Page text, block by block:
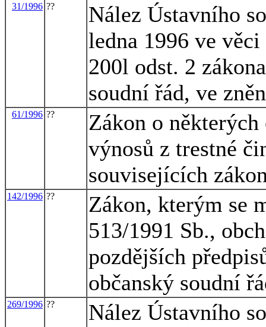
31/1996 ??
Nález Ústavního
ledna 1996 ve
200l odst. 2
soudní řád, ve
61/1996 ??
Zákon o
výnosů z trestné
souvisejících
142/1996 ??
Zákon, kterým se
513/1991 Sb.,
pozdějších
občanský soudní
269/1996 ??
Nález Ústavního